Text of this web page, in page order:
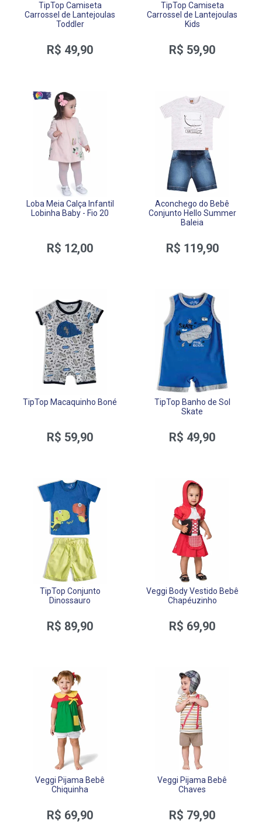
TipTop Camiseta
Carrossel de Lantejoulas
Toddler
R$ 49,90
TipTop Camiseta
Carrossel de Lantejoulas
Kids
R$ 59,90
Loba Meia Calça Infantil
Lobinha Baby - Fio 20
R$ 12,00
Aconchego do Bebê
Conjunto Hello Summer
Baleia
R$ 119,90
TipTop Macaquinho Boné
R$ 59,90
TipTop Banho de Sol
Skate
R$ 49,90
TipTop Conjunto
Dinossauro
R$ 89,90
Veggi Body Vestido Bebê
Chapéuzinho
R$ 69,90
Veggi Pijama Bebê
Chiquinha
R$ 69,90
Veggi Pijama Bebê
Chaves
R$ 79,90